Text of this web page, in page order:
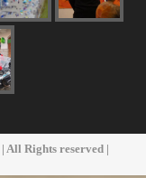
| All Rights reserved |